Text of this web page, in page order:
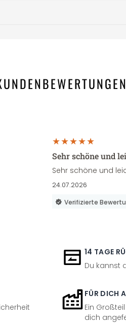
Sehr schöne und
Sehr schöne und
24.07.2026
Verifizierte
14 TAGE
Du kannst
FÜR DICH
Ein
dich